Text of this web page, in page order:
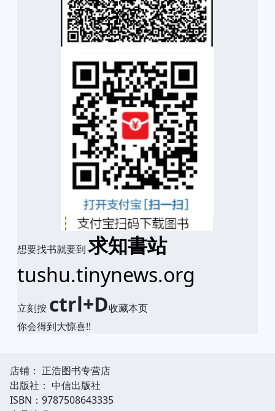
想要找书就要到求知書站
tushu.tinynews.org
立刻按 ctrl+D收藏本页
你会得到大惊喜!!
店铺： 正浩图书专营店
出版社： 中信出版社
ISBN：9787508643335